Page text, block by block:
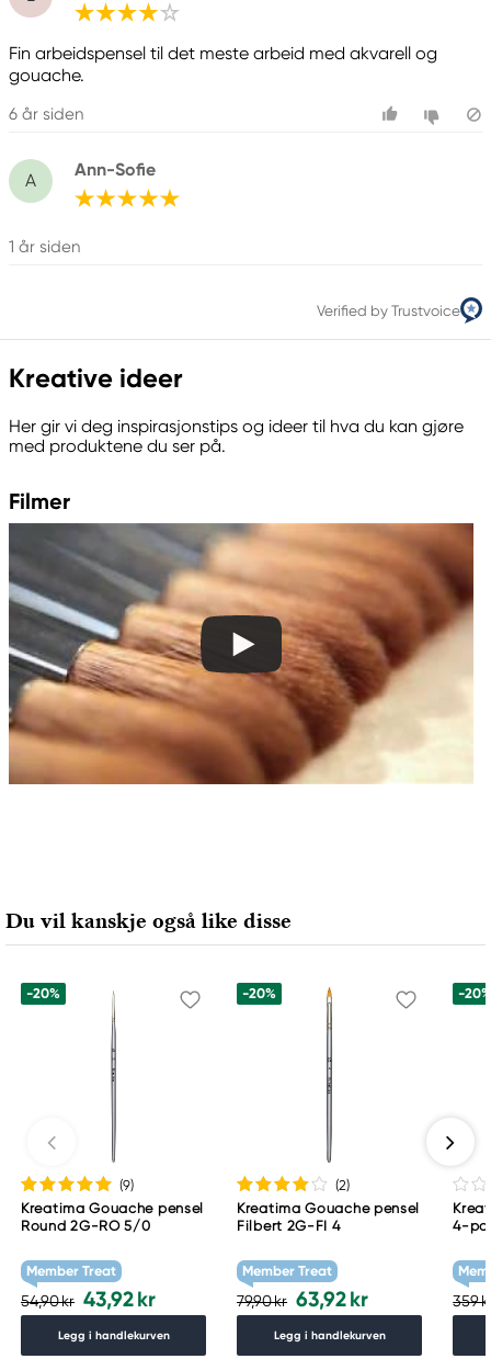
Fin arbeidspensel til det meste arbeid med akvarell og
gouache.
6 år siden
A
Ann-Sofie
1 år siden
Verified by Trustvoice
Kreative ideer
Her gir vi deg inspirasjonstips og ideer til hva du kan gjøre
med produktene du ser på.
Filmer
Du vil kanskje også like disse
-20%
(9)
Kreatima Gouache pensel
Round 2G-RO 5/0
Member Treat
54,90 kr 43,92 kr
Legg i handlekurven
-20%
(2)
Kreatima Gouache pensel
Filbert 2G-FI 4
Member Treat
79,90 kr 63,92 kr
Legg i handlekurven
-
4-
359